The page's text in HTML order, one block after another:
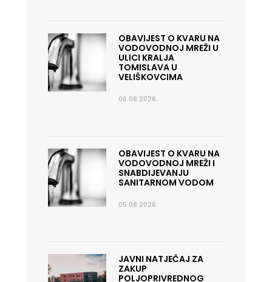
OBAVIJEST O KVARU NA
VODOVODNOJ MREŽI U
ULICI KRALJA
TOMISLAVA U
VELIŠKOVCIMA
06.08.2026.
OBAVIJEST O KVARU NA
VODOVODNOJ MREŽI I
SNABDIJEVANJU
SANITARNOM VODOM
05.08.2026.
JAVNI NATJEČAJ ZA
ZAKUP
POLJOPRIVREDNOG